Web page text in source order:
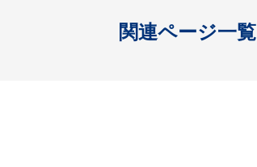
関連ページ一覧
開く